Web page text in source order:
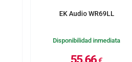
EK Audio WR69LL
Disponibilidad inmediata